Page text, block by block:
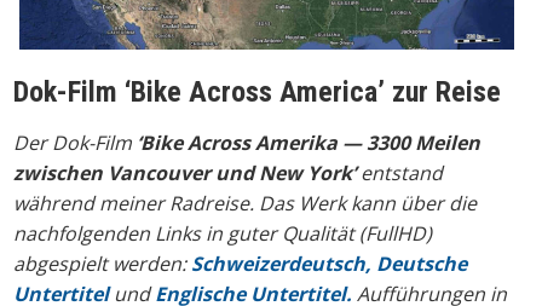
Dok-Film ‘Bike Across America’ zur Reise
Der Dok-Film ‘Bike Across Amerika — 3300 Meilen
zwischen Vancouver und New York’entstand
während meiner Radreise. Das Werk kann über die
nachfolgenden Links in guter Qualität (FullHD)
abgespielt werden:Schweizerdeutsch, Deutsche
UntertitelundEnglische Untertitel.Aufführungen in